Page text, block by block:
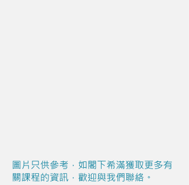
圖片只供參考，如閣下希滿獲取更多有
關課程的資訊，歡迎與我們聯絡。